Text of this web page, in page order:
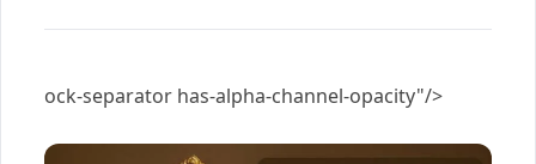
ock-separator has-alpha-channel-opacity"/>